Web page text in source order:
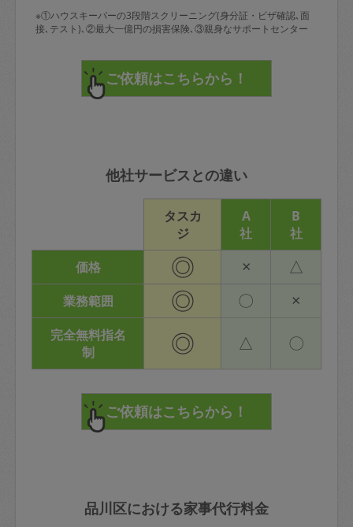
※①ハウスキーパーの3段階スクリーニング(身分証・ビザ確認､面
接､テスト)､②最大一億円の損害保険､③親身なサポートセンター
他社サービスとの違い
タスカ
ジ
A
社
B
社
価格
◎ × △
業務範囲 ◎ 〇 ×
完全無料指名
制
◎ △ 〇
品川区における家事代行料金